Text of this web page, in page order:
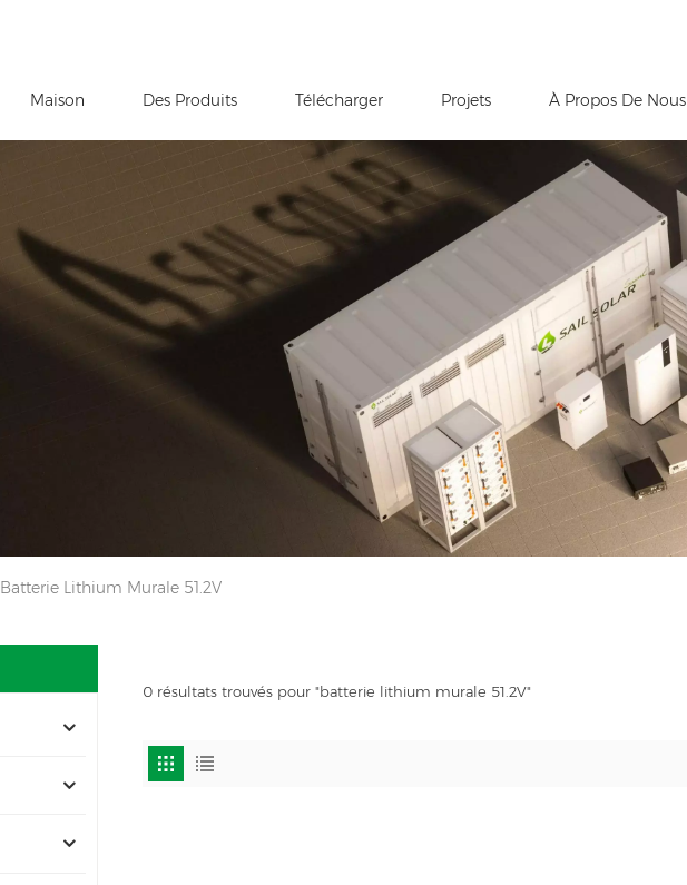
Maison Des Produits Télécharger Projets À Propos De Nous
Batterie Lithium Murale 51.2V
0 résultats trouvés pour "batterie lithium murale 51.2V"